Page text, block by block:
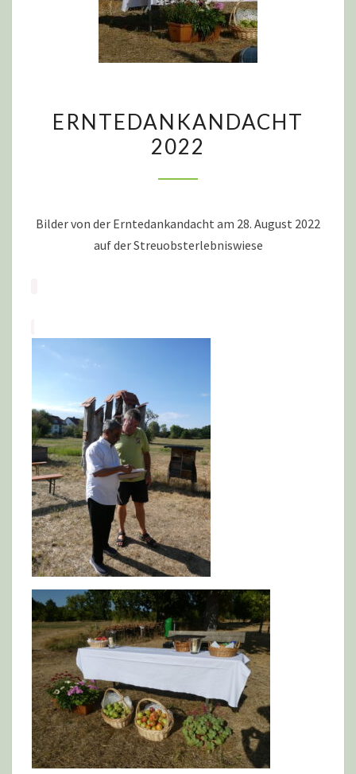
2022
ERNTEDANKANDACHT
2022
Bilder von der Erntedankandacht am 28. August 2022
auf der Streuobsterlebniswiese